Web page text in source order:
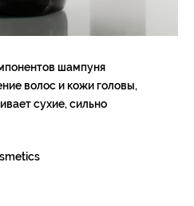
шампуня
волос и кожи головы,
сухие, сильно